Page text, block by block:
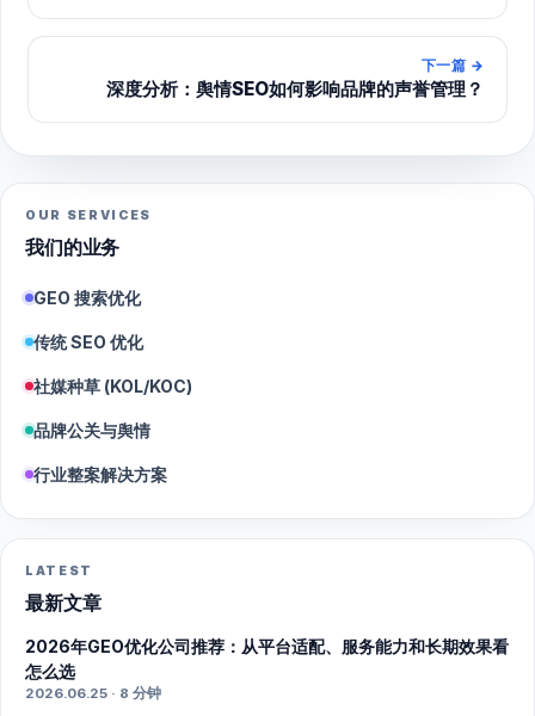
下一篇 →
深度分析：舆情SEO如何影响品牌的声誉管理？
OUR SERVICES
我们的业务
GEO 搜索优化
传统 SEO 优化
社媒种草 (KOL/KOC)
品牌公关与舆情
行业整案解决方案
LATEST
最新文章
2026年GEO优化公司推荐：从平台适配、服务能力和长期效果看
怎么选
2026.06.25 · 8 分钟